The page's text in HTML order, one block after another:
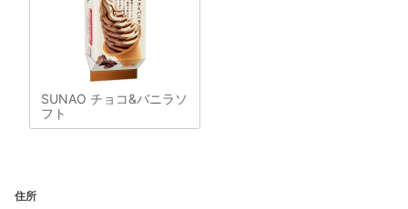
SUNAO チョコ&バニラソ
フト
住所